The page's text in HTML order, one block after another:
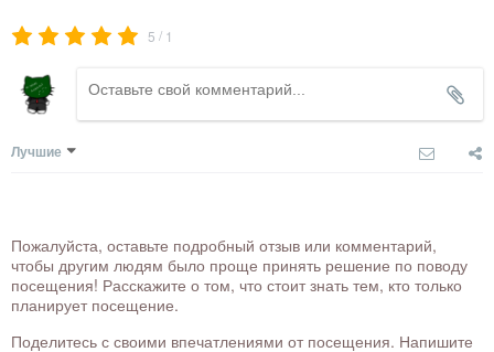
5 / 1
Лучшие
Пожалуйста, оставьте подробный отзыв или комментарий,
чтобы другим людям было проще принять решение по поводу
посещения! Расскажите о том, что стоит знать тем, кто только
планирует посещение.
Поделитесь с своими впечатлениями от посещения. Напишите